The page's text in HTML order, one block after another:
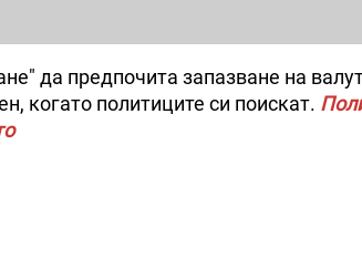
да предпочита запазване на
когато политиците си поискат.